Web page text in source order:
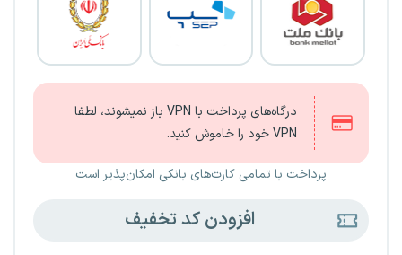
درگاه‌های پرداخت با VPN باز نمیشوند، لطفا
VPN خود را خاموش کنید.
پرداخت با تمامی کارت‌های بانکی امکان‌پذیر است
افزودن کد تخفیف